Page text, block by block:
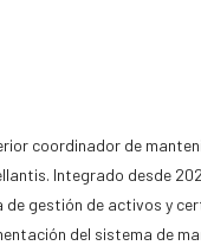
coordinador de
. Integrado desde
gestión de activos y
del sistema de